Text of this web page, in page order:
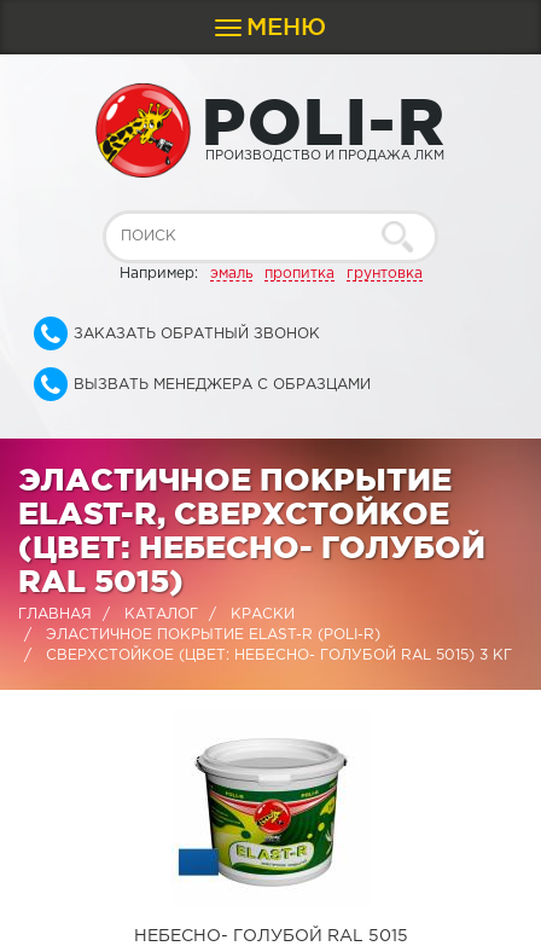
Toggle
navigation
МЕНЮ
POLI-R
ПРОИЗВОДСТВО И ПРОДАЖА ЛКМ
Например: эмаль пропитка грунтовка
ЗАКАЗАТЬ ОБРАТНЫЙ ЗВОНОК
ВЫЗВАТЬ МЕНЕДЖЕРА С ОБРАЗЦАМИ
ЭЛАСТИЧНОЕ ПОКРЫТИЕ
ELAST-R, СВЕРХСТОЙКОЕ
(ЦВЕТ: НЕБЕСНО- ГОЛУБОЙ
RAL 5015)
ГЛАВНАЯ КАТАЛОГ
КРАСКИ
ЭЛАСТИЧНОЕ ПОКРЫТИЕ ELAST-R (POLI-R)
СВЕРХСТОЙКОЕ (ЦВЕТ: НЕБЕСНО- ГОЛУБОЙ RAL 5015) 3 КГ
НЕБЕСНО- ГОЛУБОЙ RAL 5015